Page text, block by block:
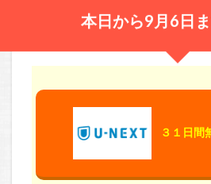
本日から9月6日
３１日間